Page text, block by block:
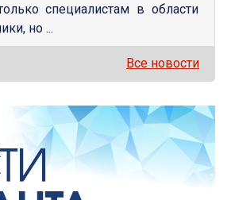
специалистам в области
но ...
Все новости